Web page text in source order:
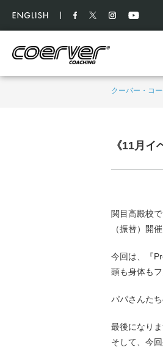
クーバー・コ
《11月
関目高殿校
（振替）開
今回は、『
頭も身体も
パパさんた
最後になり
そして、今